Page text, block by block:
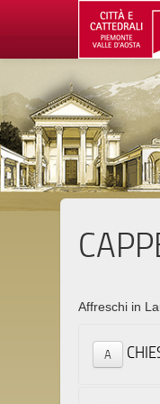
Affreschi in
A